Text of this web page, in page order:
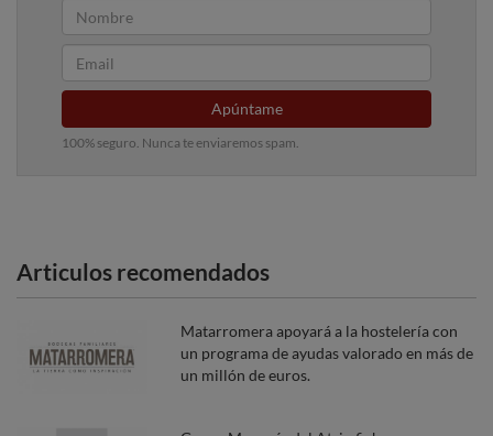
Apúntame
100% seguro. Nunca te enviaremos spam.
Articulos recomendados
Matarromera apoyará a la hostelería con
un programa de ayudas valorado en más de
un millón de euros.